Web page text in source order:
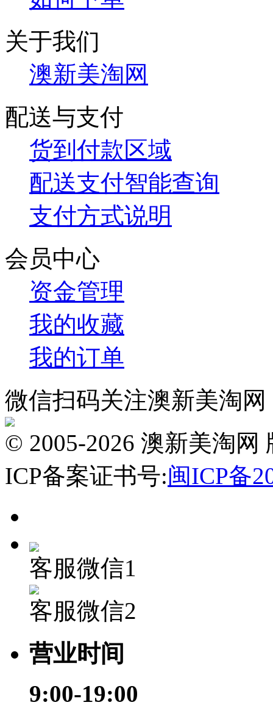
关于我们
澳新美淘网
配送与支付
货到付款区域
配送支付智能查询
支付方式说明
会员中心
资金管理
我的收藏
我的订单
微信扫码关注澳新美淘网
© 2005-2026 澳新美淘
ICP备案证书号:闽ICP备
客服微信1
客服微信2
营业时间
9:00-19:00